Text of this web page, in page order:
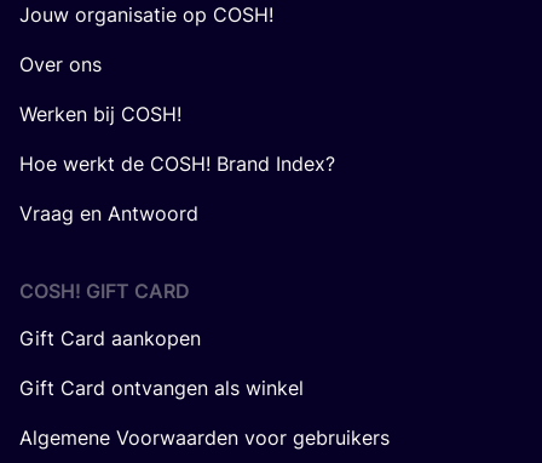
Jouw organisatie op COSH!
Over ons
Werken bij COSH!
Hoe werkt de COSH! Brand Index?
Vraag en Antwoord
COSH! GIFT CARD
Gift Card aankopen
Gift Card ontvangen als winkel
Algemene Voorwaarden voor gebruikers